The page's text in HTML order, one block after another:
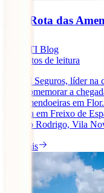
Pela Rota das
IATI Blog
minutos de leitura
A IATI Seguros, líder na
quer comemorar a
das Amendoeiras em
começa em Freixo de
Castelo Rodrigo, Vila
Ler mais